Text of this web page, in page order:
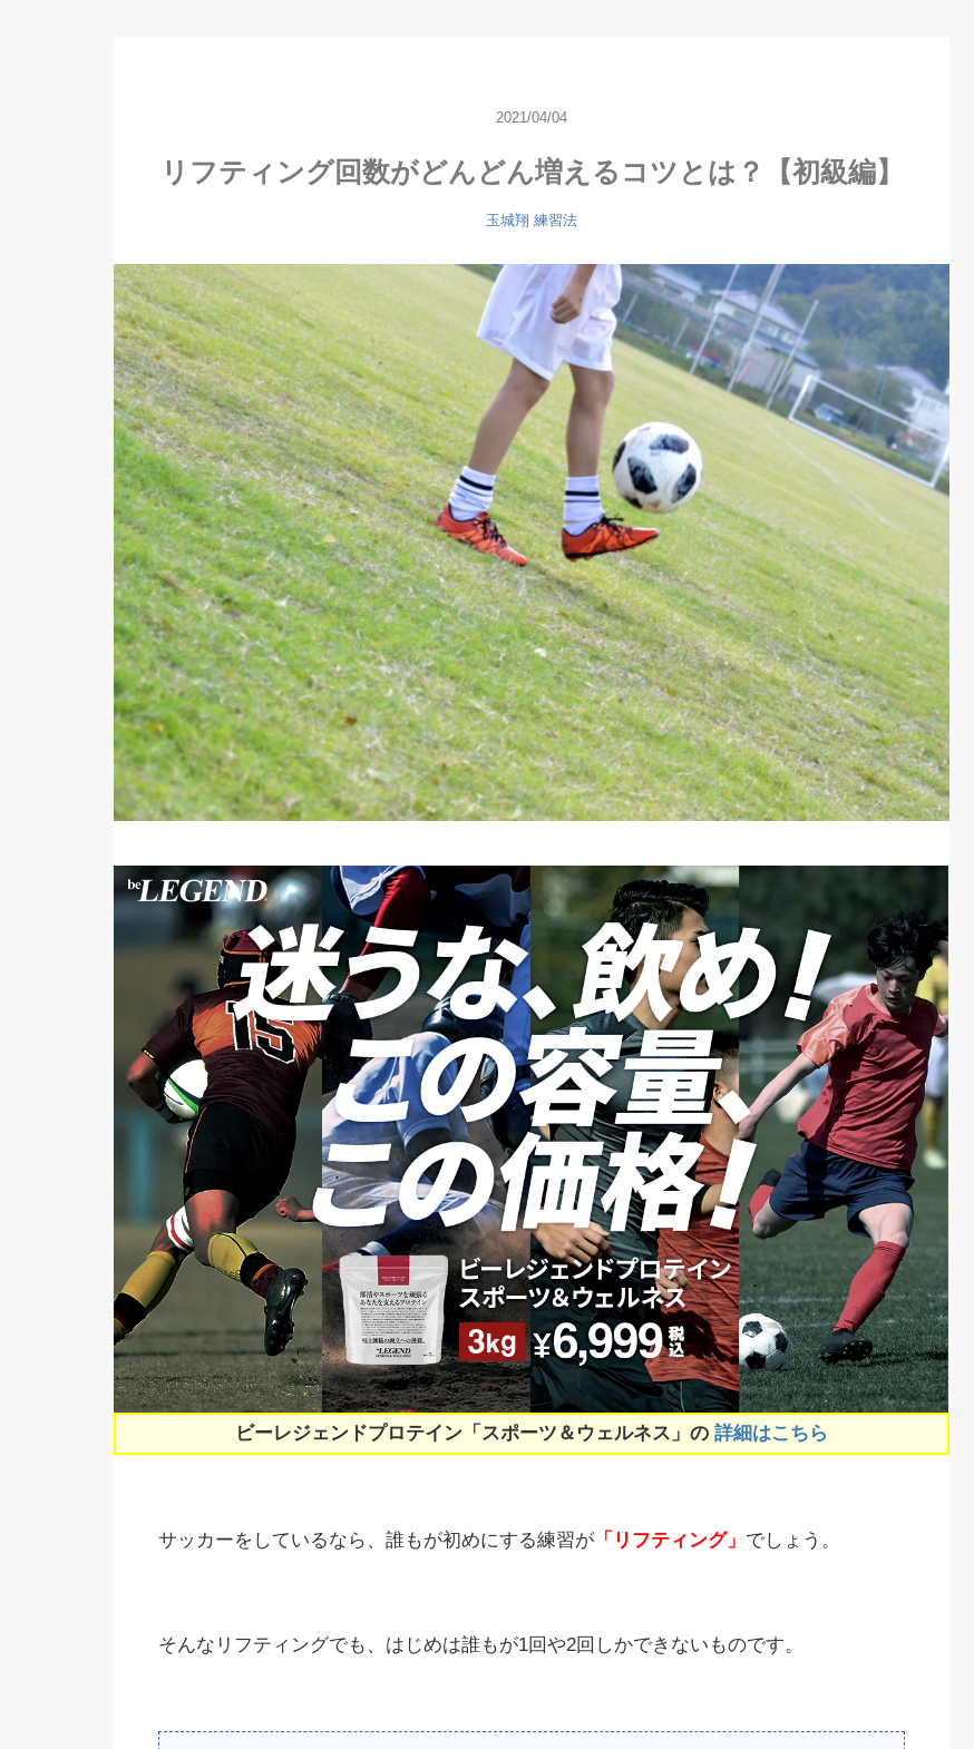
2021/04/04
リフティング回数がどんどん増えるコツとは？【初級編】
玉城翔 練習法
ビーレジェンドプロテイン「スポーツ＆ウェルネス」の 詳細はこちら
サッカーをしているなら、誰もが初めにする練習が 「リフティング」 でしょう。
そんなリフティングでも、はじめは誰もが1回や2回しかできないものです。